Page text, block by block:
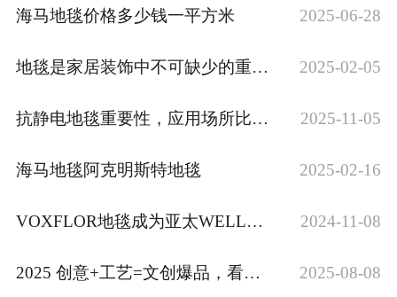
现货查询
海马地毯价格多少钱一平方米 2025-06-28
地毯是家居装饰中不可缺少的重要元素 2025-02-05
抗静电地毯重要性，应用场所比较广 2025-11-05
海马地毯阿克明斯特地毯 2025-02-16
VOXFLOR地毯成为亚太WELL金级认证项目供应商 2024-11-08
2025 创意+工艺=文创爆品，看海马地毯如何追求创新 2025-08-08